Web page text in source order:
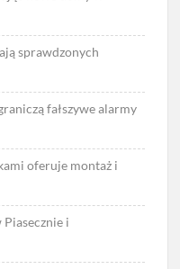
sprawdzonych
fałszywe alarmy
oferuje montaż i
i